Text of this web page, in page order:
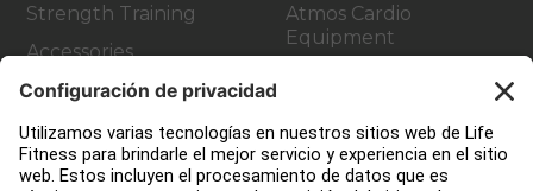
Strength Training
Accessories
Atmos Cardio
Equipment
Atención al Cliente
Design de gimnasio
Centro de servicios